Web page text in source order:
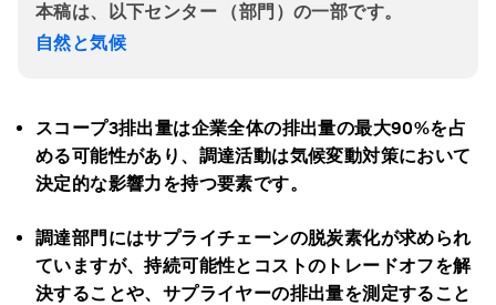
本稿は、以下センター （部門）の一部です。
自然と気候
スコープ3排出量は企業全体の排出量の最大90%を占
める可能性があり、調達活動は気候変動対策において
決定的な影響力を持つ要素です。
調達部門にはサプライチェーンの脱炭素化が求められ
ていますが、持続可能性とコストのトレードオフを解
決することや、サプライヤーの排出量を測定すること